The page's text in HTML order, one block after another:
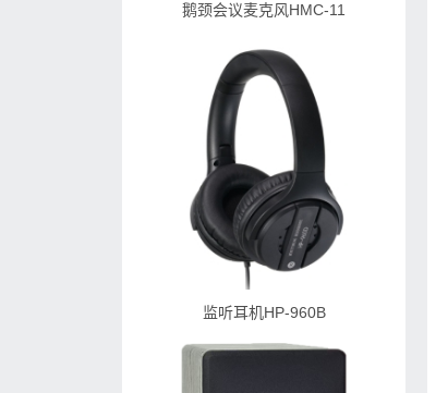
鹅颈会议麦克风HMC-11
监听耳机HP-960B